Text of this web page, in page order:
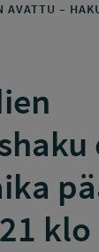
AVATTU –
klo